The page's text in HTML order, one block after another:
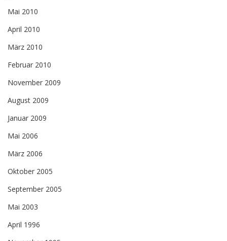
Mai 2010
April 2010
März 2010
Februar 2010
November 2009
August 2009
Januar 2009
Mai 2006
März 2006
Oktober 2005
September 2005
Mai 2003
April 1996